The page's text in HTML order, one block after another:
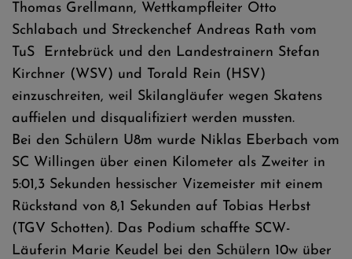
Thomas Grellmann, Wettkampfleiter Otto
Schlabach und Streckenchef Andreas Rath vom
TuS Erntebrück und den Landestrainern Stefan
Kirchner (WSV) und Torald Rein (HSV)
einzuschreiten, weil Skilangläufer wegen Skatens
auffielen und disqualifiziert werden mussten.
Bei den Schülern U8m wurde Niklas Eberbach vom
SC Willingen über einen Kilometer als Zweiter in
5:01,3 Sekunden hessischer Vizemeister mit einem
Rückstand von 8,1 Sekunden auf Tobias Herbst
(TGV Schotten). Das Podium schaffte SCW-
Läuferin Marie Keudel bei den Schülern 10w über